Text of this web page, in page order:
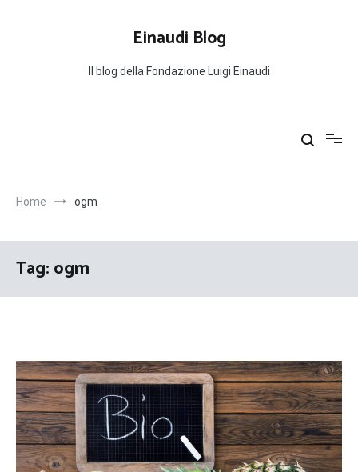
Einaudi Blog
Il blog della Fondazione Luigi Einaudi
Home ogm
Tag:ogm